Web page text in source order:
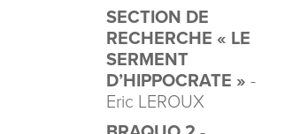
SECTION DE
RECHERCHE « LE
SERMENT
D’HIPPOCRATE » -
Eric LEROUX